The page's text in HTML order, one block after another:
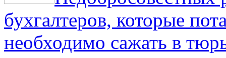
бухгалтеров, которые
необходимо сажать в